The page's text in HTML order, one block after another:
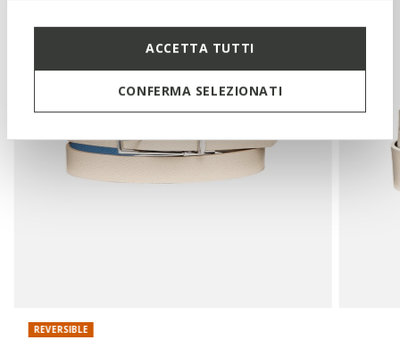
ACCETTA TUTTI
CONFERMA SELEZIONATI
REVERSIBLE